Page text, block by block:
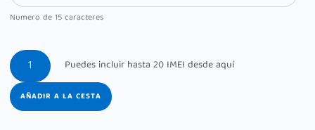
Numero de 15 caracteres
AÑADIR A LA CESTA